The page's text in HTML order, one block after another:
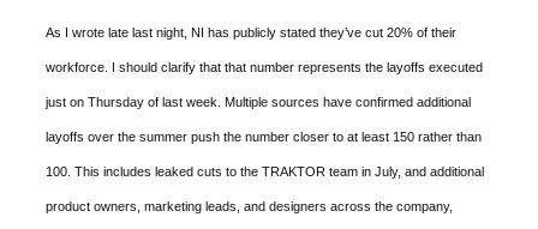
As I wrote late last night, NI has publicly stated they’ve cut 20% of their
workforce. I should clarify that that number represents the layoffs executed
just on Thursday of last week. Multiple sources have confirmed additional
layoffs over the summer push the number closer to at least 150 rather than
100. This includes leaked cuts to the TRAKTOR team in July, and additional
product owners, marketing leads, and designers across the company,